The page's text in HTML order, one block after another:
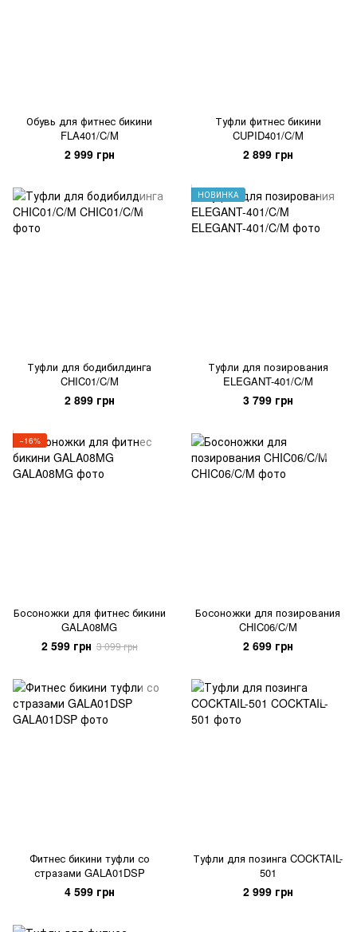
Обувь для фитнес бикини
FLA401/C/M
2 999 грн
Туфли фитнес бикини
CUPID401/C/M
2 899 грн
Туфли для бодибилдинга
CHIC01/C/M
2 899 грн
НОВИНКА
Туфли для позирования
ELEGANT-401/C/M
3 799 грн
−16%
Босоножки для фитнес бикини
GALA08MG
2 599 грн 3 099 грн
Босоножки для позирования
CHIC06/C/M
2 699 грн
Фитнес бикини туфли со
стразами GALA01DSP
4 599 грн
Туфли для позинга COCKTAIL-
501
2 999 грн